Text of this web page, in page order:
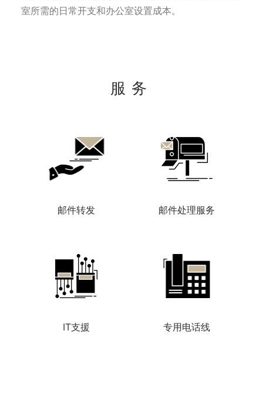
室所需的日常开支和办公室设置成本。
服务
邮件转发 邮件处理服务
IT支援 专用电话线